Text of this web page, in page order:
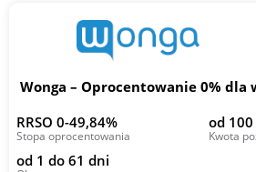
Wonga – Oprocentowanie 0% dla
RRSO 0-49,84%
Stopa oprocentowania
od 100
Kwota
od 1 do 61 dni